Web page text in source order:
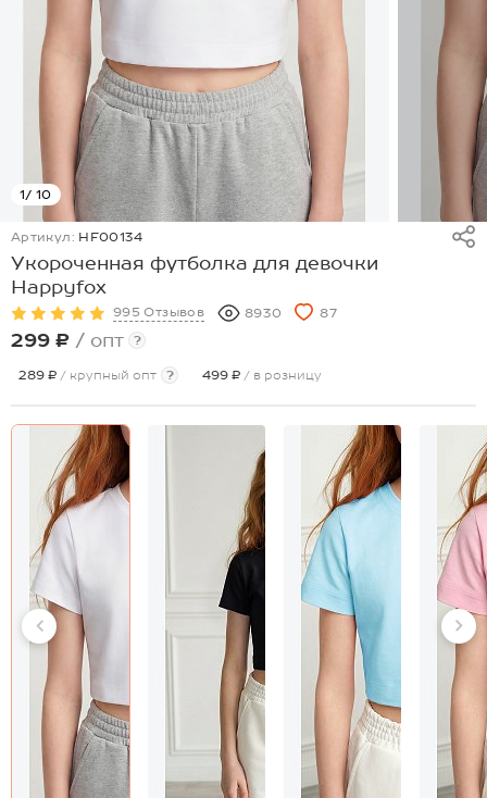
1/ 10
Артикул: HF00134
Укороченная футболка для девочки
Happyfox
995 Отзывов 8930 87
299 ₽ / опт ?
289 ₽ / крупный опт ? 499 ₽ / в розницу